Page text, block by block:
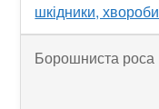
шкідники, хвороби
Борошниста роса